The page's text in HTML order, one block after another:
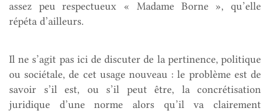
assez peu respectueux « Madame Borne », qu’elle
répéta d’ailleurs.
Il ne s’agit pas ici de discuter de la pertinence, politique
ou sociétale, de cet usage nouveau : le problème est de
savoir s’il est, ou s’il peut être, la concrétisation
juridique d’une norme alors qu’il va clairement